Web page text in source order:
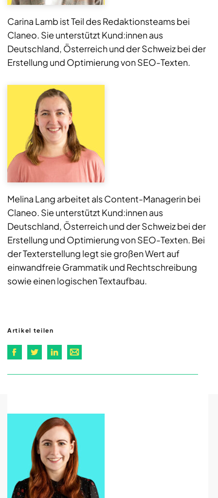
Carina Lamb ist Teil des Redaktionsteams bei
Claneo. Sie unterstützt Kund:innen aus
Deutschland, Österreich und der Schweiz bei der
Erstellung und Optimierung von SEO-Texten.
Melina Lang arbeitet als Content-Managerin bei
Claneo. Sie unterstützt Kund:innen aus
Deutschland, Österreich und der Schweiz bei der
Erstellung und Optimierung von SEO-Texten. Bei
der Texterstellung legt sie großen Wert auf
einwandfreie Grammatik und Rechtschreibung
sowie einen logischen Textaufbau.
Artikel teilen